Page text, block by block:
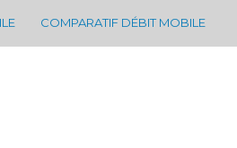
COMPARATIF DÉBIT MOBILE